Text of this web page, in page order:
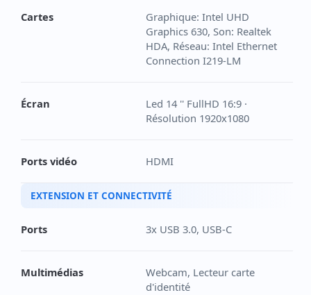
Cartes
Graphique: Intel UHD
Graphics 630, Son: Realtek
HDA, Réseau: Intel Ethernet
Connection I219-LM
Écran
Led 14 '' FullHD 16:9 ·
Résolution 1920x1080
Ports vidéo HDMI
EXTENSION ET CONNECTIVITÉ
Ports 3x USB 3.0, USB-C
Multimédias
Webcam, Lecteur carte
d'identité